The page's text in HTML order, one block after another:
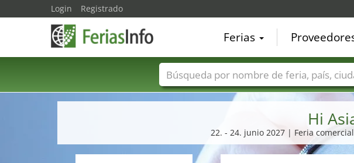
Hi
22. - 24. junio 2027 | Feria
Login Registrado
Ferias
Nombres de ferias Países Ciudades